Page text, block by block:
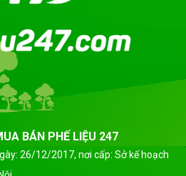
BÁN PHẾ LIỆU 247
26/12/2017, nơi cấp: Sở kế hoạch